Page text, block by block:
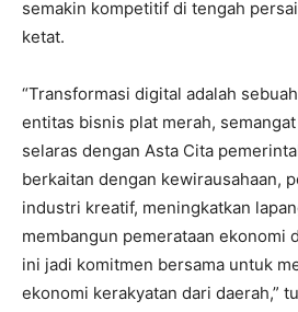
semakin kompetitif di tengah
ketat.
“Transformasi digital adalah
entitas bisnis plat merah,
selaras dengan Asta Cita
berkaitan dengan kewirausahaan,
industri kreatif, meningkatkan
membangun pemerataan ekonomi
ini jadi komitmen bersama untuk
ekonomi kerakyatan dari daerah,”